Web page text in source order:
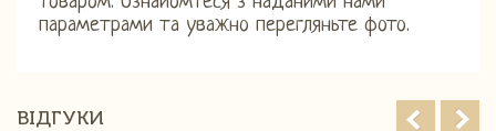
параметрами та уважно перегляньте фото.
ВІДГУКИ